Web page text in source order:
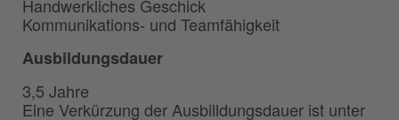
Handwerkliches Geschick
Kommunikations- und Teamfähigkeit
Ausbildungsdauer
3,5 Jahre
Eine Verkürzung der Ausbilldungsdauer ist unter